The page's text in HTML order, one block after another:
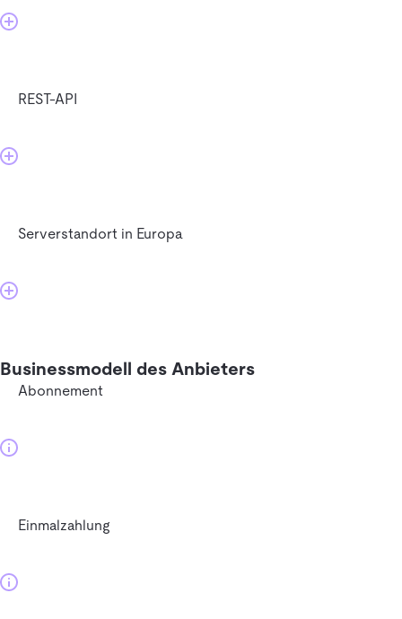
REST-API
Serverstandort in Europa
Businessmodell des Anbieters
Abonnement
Einmalzahlung